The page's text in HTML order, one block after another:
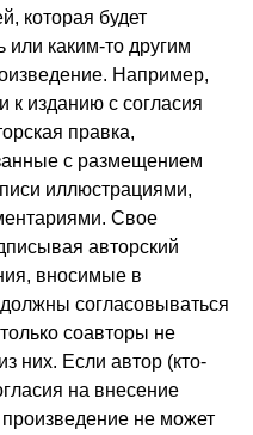
которая будет
или каким-то другим
Например,
к изданию с согласия
прав­ка,
с размещением
иллюстрациями,
Свое
авторский
вносимые в
согласовываться
соавторы не
них. Если автор (кто-
на внесение
не может